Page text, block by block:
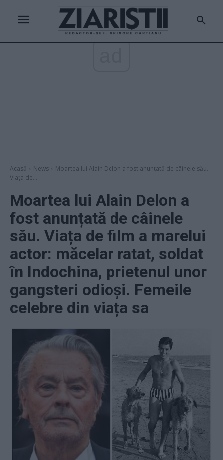
Acasă News
Moartea lui Alain Delon a fost anunțată de câinele său.
Viața de...
Moartea lui Alain Delon a
fost anunțată de câinele
său. Viața de film a marelui
actor: măcelar ratat, soldat
în Indochina, prietenul unor
gangsteri odioși. Femeile
celebre din viața sa